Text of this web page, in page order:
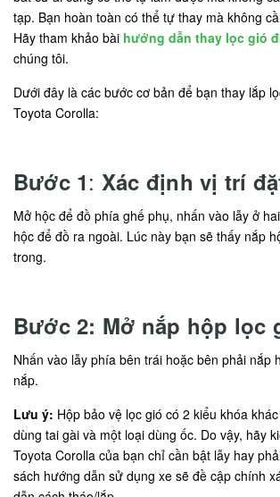
tạp. Bạn hoàn toàn có thể tự thay mà không
Hãy tham khảo bài hướng dẫn thay lọc gió
chúng tôi.
Dưới đây là các bước cơ bản để bạn thay lắp
Toyota Corolla:
Bước 1: Xác định vị trí
Mở hộc để đồ phía ghế phụ, nhấn vào lẫy ở
hộc để đồ ra ngoài. Lúc này bạn sẽ thấy nắp
trong.
Bước 2: Mở nắp hộp lọc
Nhấn vào lẫy phía bên trái hoặc bên phải nắp
nắp.
Lưu ý: Hộp bảo vệ lọc gió có 2 kiểu khóa
dùng tai gài và một loại dùng ốc. Do vậy, hãy
Toyota Corolla của bạn chỉ cần bật lẫy hay
sách hướng dẫn sử dụng xe sẽ đề cập chính